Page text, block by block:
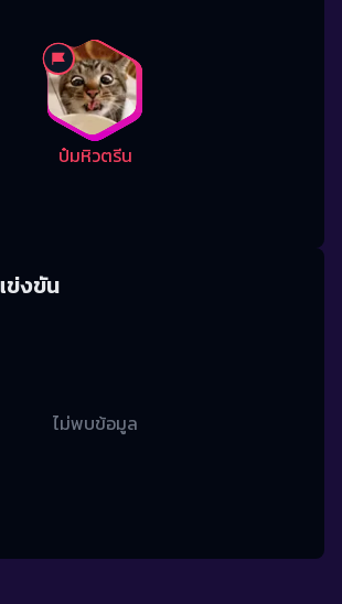
ป๋มหิวตรีน
ข่งขัน
ไม่พบข้อมูล